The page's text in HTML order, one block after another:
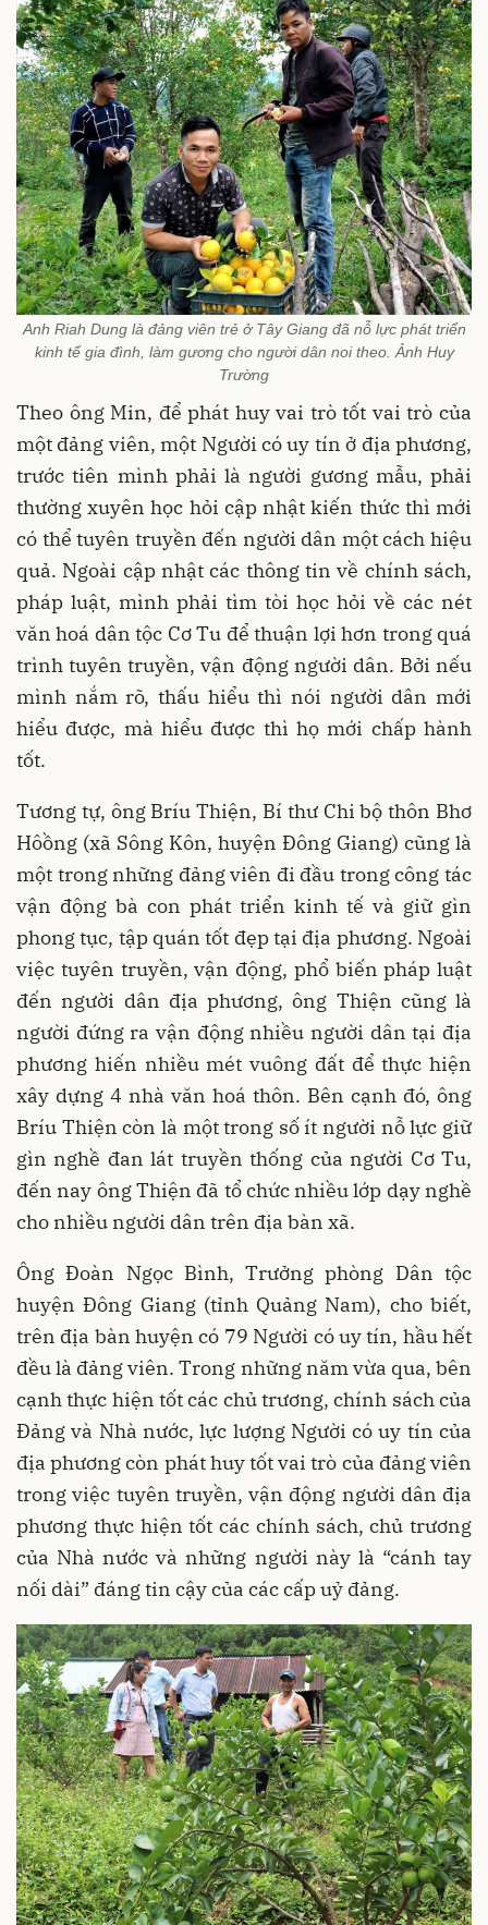
Anh Riah Dung là đảng viên trẻ ở Tây Giang đã nỗ lực phát triển
kinh tế gia đình, làm gương cho người dân noi theo. Ảnh Huy
Trường
Theo ông Min, để phát huy vai trò tốt vai trò của
một đảng viên, một Người có uy tín ở địa phương,
trước tiên mình phải là người gương mẫu, phải
thường xuyên học hỏi cập nhật kiến thức thì mới
có thể tuyên truyền đến người dân một cách hiệu
quả. Ngoài cập nhật các thông tin về chính sách,
pháp luật, mình phải tìm tòi học hỏi về các nét
văn hoá dân tộc Cơ Tu để thuận lợi hơn trong quá
trình tuyên truyền, vận động người dân. Bởi nếu
mình nắm rõ, thấu hiểu thì nói người dân mới
hiểu được, mà hiểu được thì họ mới chấp hành
tốt.
Tương tự, ông Bríu Thiện, Bí thư Chi bộ thôn Bhơ
Hôồng (xã Sông Kôn, huyện Đông Giang) cũng là
một trong những đảng viên đi đầu trong công tác
vận động bà con phát triển kinh tế và giữ gìn
phong tục, tập quán tốt đẹp tại địa phương. Ngoài
việc tuyên truyền, vận động, phổ biến pháp luật
đến người dân địa phương, ông Thiện cũng là
người đứng ra vận động nhiều người dân tại địa
phương hiến nhiều mét vuông đất để thực hiện
xây dựng 4 nhà văn hoá thôn. Bên cạnh đó, ông
Bríu Thiện còn là một trong số ít người nỗ lực giữ
gìn nghề đan lát truyền thống của người Cơ Tu,
đến nay ông Thiện đã tổ chức nhiều lớp dạy nghề
cho nhiều người dân trên địa bàn xã.
Ông Đoàn Ngọc Bình, Trưởng phòng Dân tộc
huyện Đông Giang (tỉnh Quảng Nam), cho biết,
trên địa bàn huyện có 79 Người có uy tín, hầu hết
đều là đảng viên. Trong những năm vừa qua, bên
cạnh thực hiện tốt các chủ trương, chính sách của
Đảng và Nhà nước, lực lượng Người có uy tín của
địa phương còn phát huy tốt vai trò của đảng viên
trong việc tuyên truyền, vận động người dân địa
phương thực hiện tốt các chính sách, chủ trương
của Nhà nước và những người này là “cánh tay
nối dài” đáng tin cậy của các cấp uỷ đảng.